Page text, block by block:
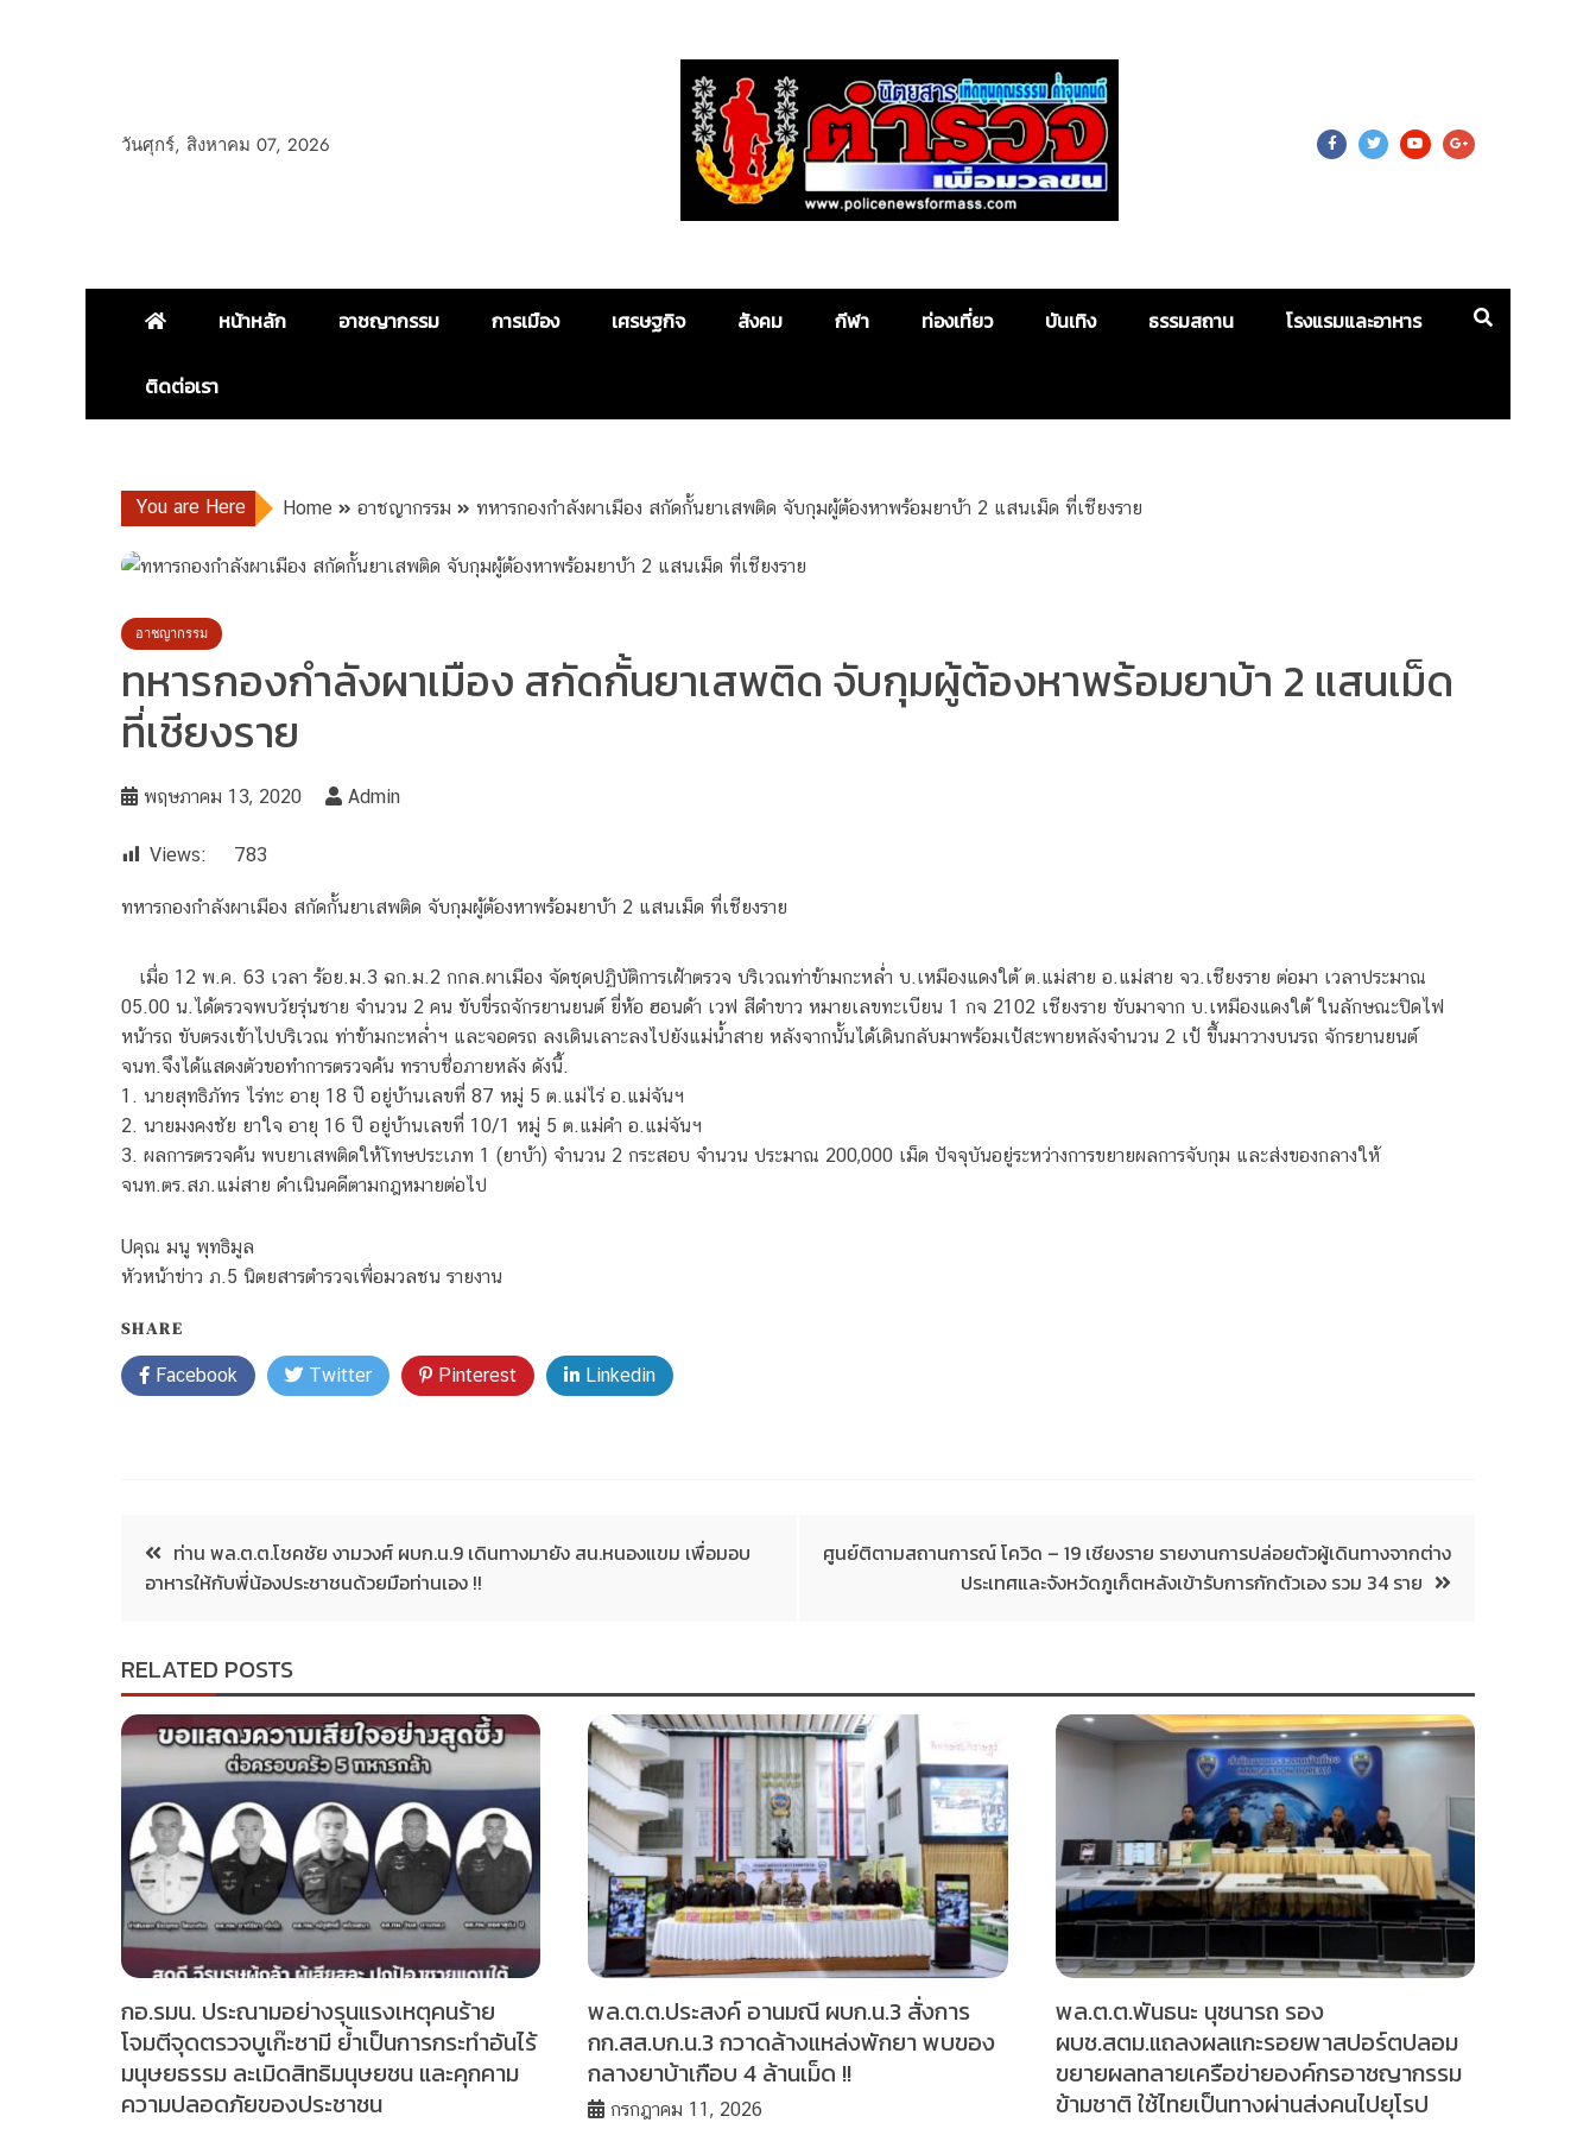
วันศุกร์, สิงหาคม 07, 2026
Police News For Mass
หน้าหลัก อาชญากรรม การเมือง เศรษฐกิจ สังคม กีฬา ท่องเที่ยว บันเทิง ธรรมสถาน โรงแรมและอาหาร
ติดต่อเรา
You are Here Home อาชญากรรม ทหารกองกำลังผาเมือง สกัดกั้นยาเสพติด จับกุมผู้ต้องหาพร้อมยาบ้า 2 แสนเม็ด ที่เชียงราย
อาชญากรรม
ทหารกองกำลังผาเมือง สกัดกั้นยาเสพติด จับกุมผู้ต้องหาพร้อมยาบ้า 2 แสนเม็ด
ที่เชียงราย
พฤษภาคม 13, 2020 Admin
Views: 783
ทหารกองกำลังผาเมือง สกัดกั้นยาเสพติด จับกุมผู้ต้องหาพร้อมยาบ้า 2 แสนเม็ด ที่เชียงราย
เมื่อ 12 พ.ค. 63 เวลา ร้อย.ม.3 ฉก.ม.2 กกล.ผาเมือง จัดชุดปฏิบัติการเฝ้าตรวจ บริเวณท่าข้ามกะหล่ำ บ.เหมืองแดงใต้ ต.แม่สาย อ.แม่สาย จว.เชียงราย ต่อมา เวลาประมาณ
05.00 น.ได้ตรวจพบวัยรุ่นชาย จำนวน 2 คน ขับขี่รถจักรยานยนต์ ยี่ห้อ ฮอนด้า เวฟ สีดำขาว หมายเลขทะเบียน 1 กจ 2102 เชียงราย ขับมาจาก บ.เหมืองแดงใต้ ในลักษณะปิดไฟ
หน้ารถ ขับตรงเข้าไปบริเวณ ท่าข้ามกะหล่ำฯ และจอดรถ ลงเดินเลาะลงไปยังแม่น้ำสาย หลังจากนั้นได้เดินกลับมาพร้อมเป้สะพายหลังจำนวน 2 เป้ ขึ้นมาวางบนรถ จักรยานยนต์
จนท.จึงได้แสดงตัวขอทำการตรวจค้น ทราบชื่อภายหลัง ดังนี้.
1. นายสุทธิภัทร ไร่ทะ อายุ 18 ปี อยู่บ้านเลขที่ 87 หมู่ 5 ต.แม่ไร่ อ.แม่จันฯ
2. นายมงคงชัย ยาใจ อายุ 16 ปี อยู่บ้านเลขที่ 10/1 หมู่ 5 ต.แม่คำ อ.แม่จันฯ
3. ผลการตรวจค้น พบยาเสพติดให้โทษประเภท 1 (ยาบ้า) จำนวน 2 กระสอบ จำนวน ประมาณ 200,000 เม็ด ปัจจุบันอยู่ระหว่างการขยายผลการจับกุม และส่งของกลางให้
จนท.ตร.สภ.แม่สาย ดำเนินคดีตามกฎหมายต่อไป
Uคุณ มนู พุทธิมูล
หัวหน้าข่าว ภ.5 นิตยสารตำรวจเพื่อมวลชน รายงาน
SHARE
Facebook Twitter Pinterest Linkedin
ท่าน พล.ต.ต.โชคชัย งามวงศ์ ผบก.น.9 เดินทางมายัง สน.หนองแขม เพื่อมอบ
อาหารให้กับพี่น้องประชาชนด้วยมือท่านเอง !!
ศูนย์ติตามสถานการณ์ โควิด – 19 เชียงราย รายงานการปล่อยตัวผู้เดินทางจากต่าง
ประเทศและจังหวัดภูเก็ตหลังเข้ารับการกักตัวเอง รวม 34 ราย
RELATED POSTS
กอ.รมน. ประณามอย่างรุนแรงเหตุคนร้าย
โจมตีจุดตรวจบูเก๊ะซามี ย้ำเป็นการกระทำอันไร้
มนุษยธรรม ละเมิดสิทธิมนุษยชน และคุกคาม
ความปลอดภัยของประชาชน
พล.ต.ต.ประสงค์ อานมณี ผบก.น.3 สั่งการ
กก.สส.บก.น.3 กวาดล้างแหล่งพักยา พบของ
กลางยาบ้าเกือบ 4 ล้านเม็ด !!
กรกฎาคม 11, 2026
พล.ต.ต.พันธนะ นุชนารถ รอง
ผบช.สตม.แถลงผลแกะรอยพาสปอร์ตปลอม
ขยายผลทลายเครือข่ายองค์กรอาชญากรรม
ข้ามชาติ ใช้ไทยเป็นทางผ่านส่งคนไปยุโรป